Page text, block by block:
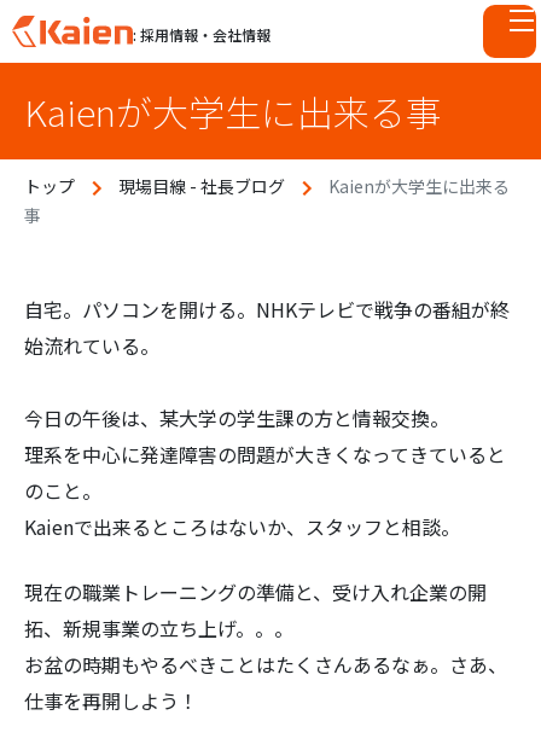
p
: 採用情報・会社情報
Kaienが大学生に出来る事
トップ 現場目線 - 社長ブログ
Kaienが大学生に出来る
事
自宅。パソコンを開ける。NHKテレビで戦争の番組が終
始流れている。
今日の午後は、某大学の学生課の方と情報交換。
理系を中心に発達障害の問題が大きくなってきていると
のこと。
Kaienで出来るところはないか、スタッフと相談。
現在の職業トレーニングの準備と、受け入れ企業の開
拓、新規事業の立ち上げ。。。
お盆の時期もやるべきことはたくさんあるなぁ。さあ、
仕事を再開しよう！